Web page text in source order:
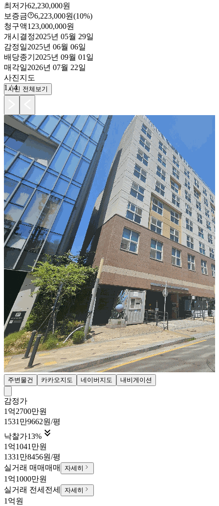
최저가62,230,000원
보증금
6,223,000원(10%)
청구액123,000,000원
개시결정2025년 05월 29일
감정일2025년 06월 06일
배당종기 2025년 09월 01일
매각일2026년 07월 22일
사진지도
1 /4
사진 전체보기
주변물건 카카오지도 네이버지도 내비게이션
감정가
1억2700만원
1531만9662원/평
낙찰가13% 
1억1041만원
1331만8456원/평
실거래 매매 매매 자세히
1억1000만원
실거래 전세 전세 자세히
1억원